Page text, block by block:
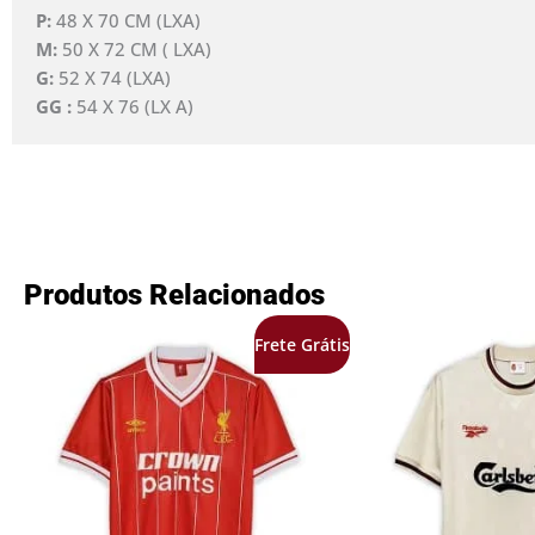
P: 48 X 70 CM (LXA)
M: 50 X 72 CM ( LXA)
G: 52 X 74 (LXA)
GG : 54 X 76 (LX A)
Produtos Relacionados
Frete Grátis
preço
original
era:
R$349,99.
preço
atual
é:
R$169,99.
O
preço
era: